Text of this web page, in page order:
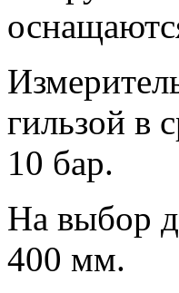
гильзой в
10 бар.
На выбор
400 мм.